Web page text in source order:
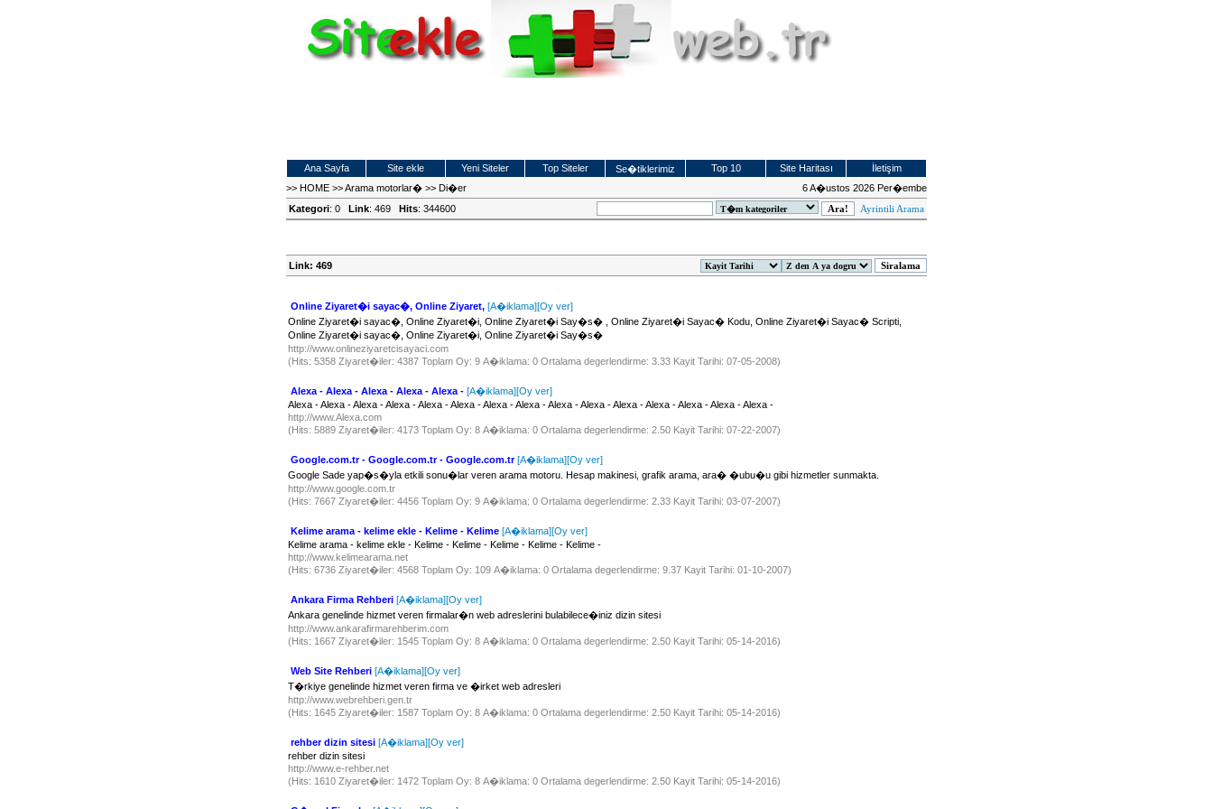
Ana Sayfa Site ekle Yeni Siteler Top Siteler Se�tiklerimiz Top 10 Site Haritası
İletişim
>> HOME >>Arama motorlar� >> Di�er
6 A�ustos 2026 Per�embe
Kategori: 0 Link: 469 Hits: 344600 Ayrintili Arama
Link: 469
Online Ziyaret�i sayac�, Online Ziyaret, [A�iklama][Oy ver]
Online Ziyaret�i sayac�, Online Ziyaret�i, Online Ziyaret�i Say�s� , Online Ziyaret�i Sayac� Kodu, Online Ziyaret�i Sayac� Scripti,
Online Ziyaret�i sayac�, Online Ziyaret�i, Online Ziyaret�i Say�s�
http://www.onlineziyaretcisayaci.com
(Hits: 5358 Ziyaret�iler: 4387 Toplam Oy: 9 A�iklama: 0 Ortalama degerlendirme: 3.33 Kayit Tarihi: 07-05-2008)
Alexa - Alexa - Alexa - Alexa - Alexa - [A�iklama][Oy ver]
Alexa - Alexa - Alexa - Alexa - Alexa - Alexa - Alexa - Alexa - Alexa - Alexa - Alexa - Alexa - Alexa - Alexa - Alexa -
http://www.Alexa.com
(Hits: 5889 Ziyaret�iler: 4173 Toplam Oy: 8 A�iklama: 0 Ortalama degerlendirme: 2.50 Kayit Tarihi: 07-22-2007)
Google.com.tr - Google.com.tr - Google.com.tr [A�iklama][Oy ver]
Google Sade yap�s�yla etkili sonu�lar veren arama motoru. Hesap makinesi, grafik arama, ara� �ubu�u gibi hizmetler sunmakta.
http://www.google.com.tr
(Hits: 7667 Ziyaret�iler: 4456 Toplam Oy: 9 A�iklama: 0 Ortalama degerlendirme: 2.33 Kayit Tarihi: 03-07-2007)
Kelime arama - kelime ekle - Kelime - Kelime [A�iklama][Oy ver]
Kelime arama - kelime ekle - Kelime - Kelime - Kelime - Kelime - Kelime -
http://www.kelimearama.net
(Hits: 6736 Ziyaret�iler: 4568 Toplam Oy: 109 A�iklama: 0 Ortalama degerlendirme: 9.37 Kayit Tarihi: 01-10-2007)
Ankara Firma Rehberi [A�iklama][Oy ver]
Ankara genelinde hizmet veren firmalar�n web adreslerini bulabilece�iniz dizin sitesi
http://www.ankarafirmarehberim.com
(Hits: 1667 Ziyaret�iler: 1545 Toplam Oy: 8 A�iklama: 0 Ortalama degerlendirme: 2.50 Kayit Tarihi: 05-14-2016)
Web Site Rehberi [A�iklama][Oy ver]
T�rkiye genelinde hizmet veren firma ve �irket web adresleri
http://www.webrehberi.gen.tr
(Hits: 1645 Ziyaret�iler: 1587 Toplam Oy: 8 A�iklama: 0 Ortalama degerlendirme: 2.50 Kayit Tarihi: 05-14-2016)
rehber dizin sitesi [A�iklama][Oy ver]
rehber dizin sitesi
http://www.e-rehber.net
(Hits: 1610 Ziyaret�iler: 1472 Toplam Oy: 8 A�iklama: 0 Ortalama degerlendirme: 2.50 Kayit Tarihi: 05-14-2016)